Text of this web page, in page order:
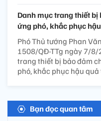
Danh mục trang thiết
ứng phó, khắc phục
Phó Thủ tướng Phan
1508/QĐ-TTg ngày 7/
trang thiết bị bảo đảm
phó, khắc phục hậu
Bạn đọc quan tâm